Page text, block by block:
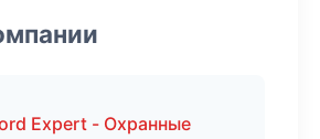
Expert - Охранные